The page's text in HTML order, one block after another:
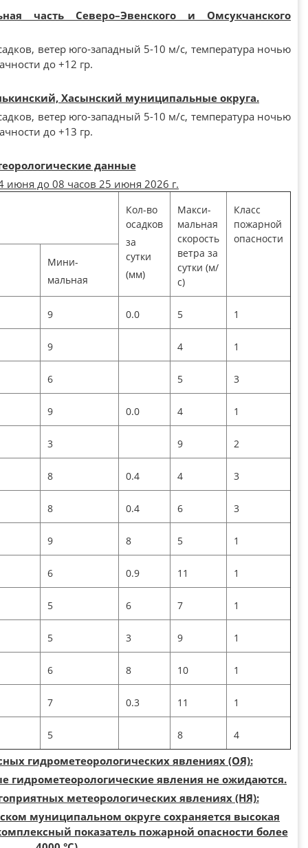
часть Северо–Эвенского и Омсукчанского
ветер юго-западный 5-10 м/с, температура ночью
до +12 гр.
Хасынский муниципальные округа.
ветер юго-западный 5-10 м/с, температура ночью
до +13 гр.
данные
июня до 08 часов 25 июня 2026 г.
Кол-во
осадков
за
сутки
(мм)
Макси-
мальная
скорость
ветра за
сутки (м/
с)
Класс
пожарной
опасности
Мини-
мальная
9 0.0 5 1
9 4 1
6 5 3
9 0.0 4 1
3 9 2
8 0.4 4 3
8 0.4 6 3
9 8 5 1
6 0.9 11 1
5 6 7 1
5 3 9 1
6 8 10 1
7 0.3 11 1
5 8 4
гидрометеорологических явлениях (ОЯ):
гидрометеорологические явления не ожидаются.
метеорологических явлениях (НЯ):
муниципальном округе сохраняется высокая
показатель пожарной опасности более